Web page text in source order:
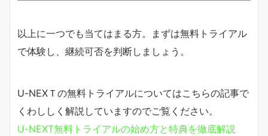
以上に一つでも当てはまる方。まずは無料トライアル
で体験し、継続可否を判断しましょう。
U-NEXＴの無料トライアルについてはこちらの記事で
くわししく解説していますのでご覧ください。
U-NEXT無料トライアルの始め方と特典を徹底解説